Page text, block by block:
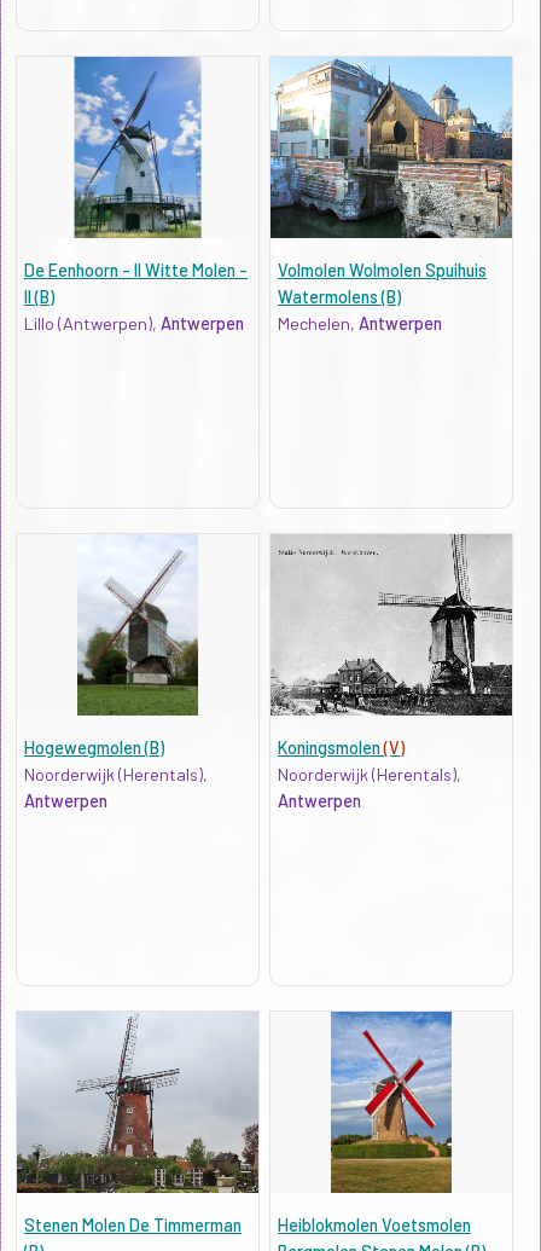
De Eenhoorn - II Witte Molen -
II (B)
Lillo (Antwerpen), Antwerpen
Volmolen Wolmolen Spuihuis
Watermolens (B)
Mechelen,Antwerpen
Hogewegmolen (B)
Noorderwijk (Herentals),
Antwerpen
Koningsmolen(V)
Noorderwijk (Herentals),
Antwerpen
Stenen Molen De Timmerman
Heiblokmolen Voetsmolen